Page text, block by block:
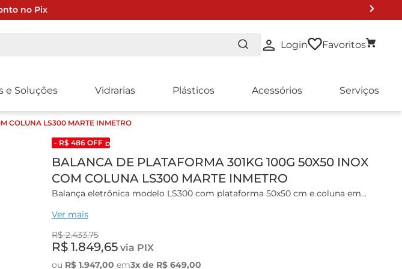
no Pix
Login Favoritos
e Soluções Vidrarias Plásticos Acessórios Serviços
COLUNA LS300 MARTE INMETRO
- R$ 486OFF DESCONTO DE LISTA 2024
BALANCA DE PLATAFORMA 301KG 100G 50X50 INOX
COM COLUNA LS300 MARTE INMETRO
Balança eletrônica modelo LS300 com plataforma 50x50 cm e coluna em
toda a escala.
Display digital de cristal líquido (LCD) retroiluminado com 8 dígitos de 7
Ver mais
R$ 2.433,75
R$ 1.849,65via PIX
ou R$ 1.947,00 em3x de R$ 649,00